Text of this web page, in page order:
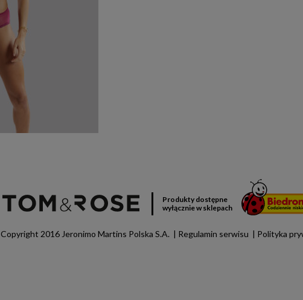
Produkty dostępne
wyłącznie w sklepach
Copyright 2016 Jeronimo Martins Polska S.A. Regulamin serwisu Polityka